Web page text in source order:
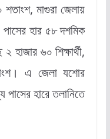
শতাংশ, মাগুরা জেলায়
পাসের হার ৫৮ দশমিক
হাজার ৬০ শিক্ষার্থী,
এ জেলা যশোর
পাসের হারে তলানিতে